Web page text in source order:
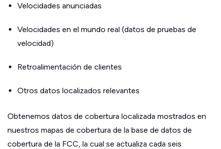
Velocidades anunciadas
Velocidades en el mundo real (datos de pruebas de
velocidad)
Retroalimentación de clientes
Otros datos localizados relevantes
Obtenemos datos de cobertura localizada mostrados en
nuestros mapas de cobertura de la base de datos de
cobertura de la FCC, la cual se actualiza cada seis